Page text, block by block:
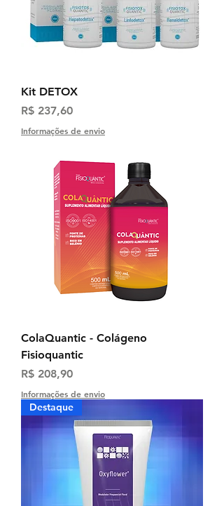
Kit DETOX
Preço
R$ 237,60
Informações de envio
ColaQuantic - Colágeno
Fisioquantic
Preço
R$ 208,90
Informações de envio
Destaque